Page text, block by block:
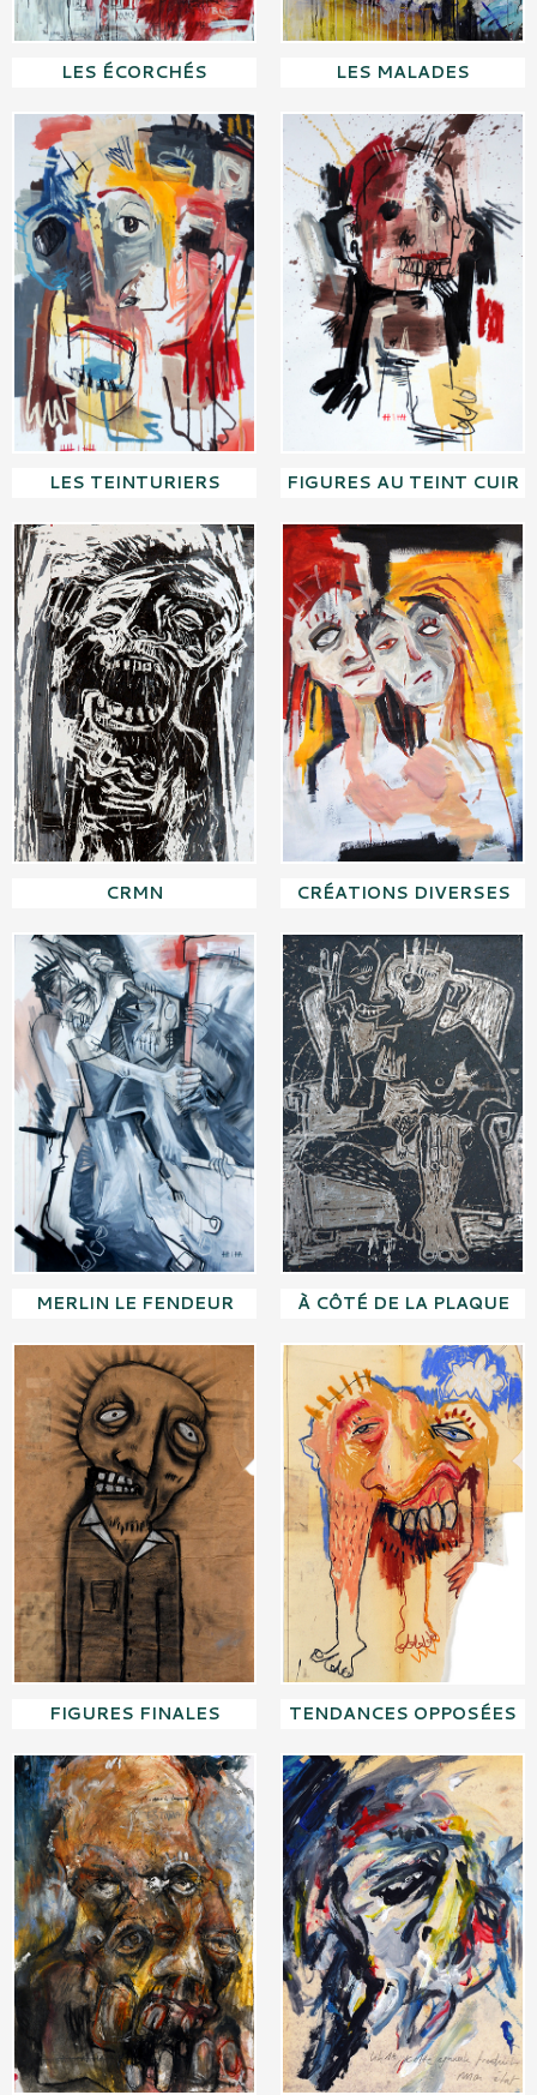
LES ÉCORCHÉS LES MALADES
LES TEINTURIERS FIGURES AU TEINT CUIR
CRMN CRÉATIONS DIVERSES
MERLIN LE FENDEUR À CÔTÉ DE LA PLAQUE
FIGURES FINALES TENDANCES OPPOSÉES